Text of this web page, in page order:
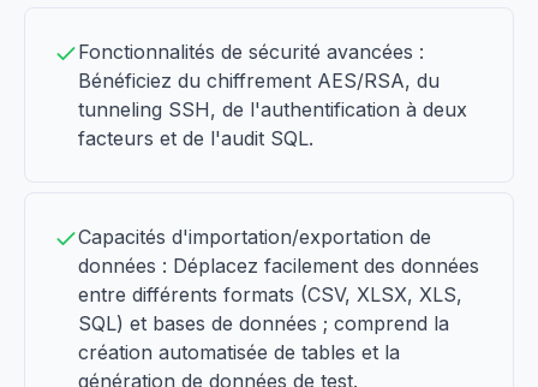
Fonctionnalités de sécurité avancées :
Bénéficiez du chiffrement AES/RSA, du
tunneling SSH, de l'authentification à deux
facteurs et de l'audit SQL.
Capacités d'importation/exportation de
données : Déplacez facilement des données
entre différents formats (CSV, XLSX, XLS,
SQL) et bases de données ; comprend la
création automatisée de tables et la
génération de données de test.